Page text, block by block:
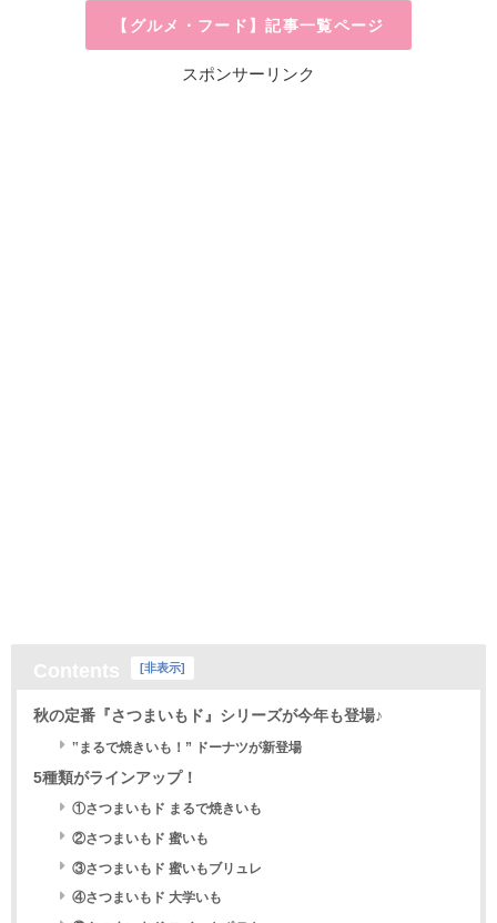
【グルメ・フード】記事一覧ページ
スポンサーリンク
非表示
秋の定番『さつまいもド』シリーズが今年も登場♪
‟まるで焼きいも！” ドーナツが新登場
5種類がラインアップ！
①さつまいもド まるで焼きいも
②さつまいもド 蜜いも
③さつまいもド 蜜いもブリュレ
④さつまいもド 大学いも